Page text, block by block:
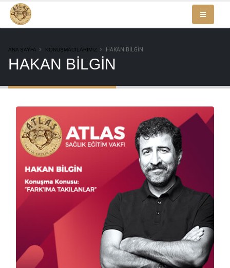
ANA SAYFA KONUŞMACILARIMIZ HAKAN BİLGİN
HAKAN BİLGİN